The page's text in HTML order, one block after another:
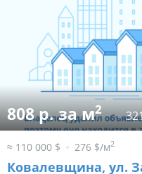
808 р. за м2
≈ 110 000 $ 276 $/м2
Ковалевщина, ул.